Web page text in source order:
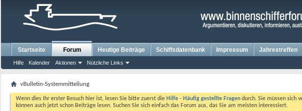
Startseite Forum
Hilfe Kalender Aktionen Nützliche Links
Heutige Beiträge Schiffsdatenbank Impressum Jahrestreffen
vBulletin-Systemmitteilung
Wenn dies Ihr erster Besuch hier ist, lesen Sie bitte zuerst die Hilfe - Häufig gestellte Fragen durch. Sie müssen sich
können auch jetzt schon Beiträge lesen. Suchen Sie sich einfach das Forum aus, das Sie am meisten interessiert.